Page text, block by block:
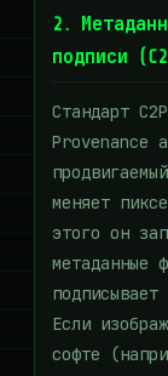
2.
подписи
Стандарт
Provenance
меняет
этого он
метаданные
Если
софте